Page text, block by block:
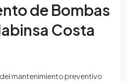
de Bombas
Costa
mantenimiento preventivo